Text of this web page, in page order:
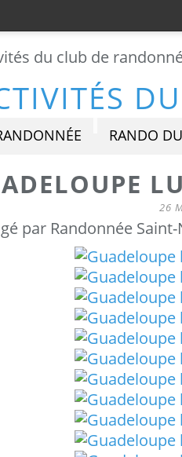
RANDO
26
par Randonnée